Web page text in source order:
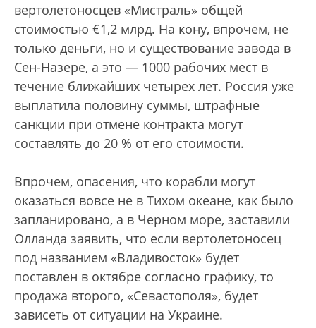
вертолетоносцев «Мистраль» общей
стоимостью €1,2 млрд. На кону, впрочем, не
только деньги, но и существование завода в
Сен-Назере, а это — 1000 рабочих мест в
течение ближайших четырех лет. Россия уже
выплатила половину суммы, штрафные
санкции при отмене контракта могут
составлять до 20 % от его стоимости.
Впрочем, опасения, что корабли могут
оказаться вовсе не в Тихом океане, как было
запланировано, а в Черном море, заставили
Олланда заявить, что если вертолетоносец
под названием «Владивосток» будет
поставлен в октябре согласно графику, то
продажа второго, «Севастополя», будет
зависеть от ситуации на Украине.